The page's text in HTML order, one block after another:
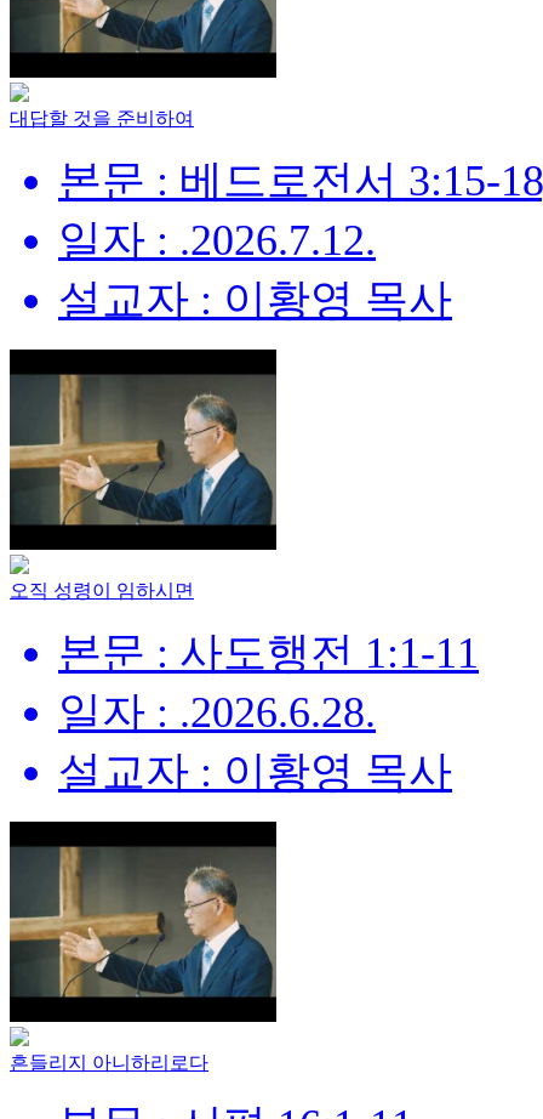
대답할 것을 준비하여
본문 : 베드로전서 3:15-
일자 : .2026.7.12.
설교자 : 이황영 목사
오직 성령이 임하시면
본문 : 사도행전 1:1-11
일자 : .2026.6.28.
설교자 : 이황영 목사
흔들리지 아니하리로다